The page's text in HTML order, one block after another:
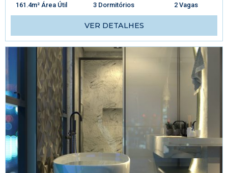
161.4m² Área Útil 3 Dormitórios 2 Vagas
VER DETALHES